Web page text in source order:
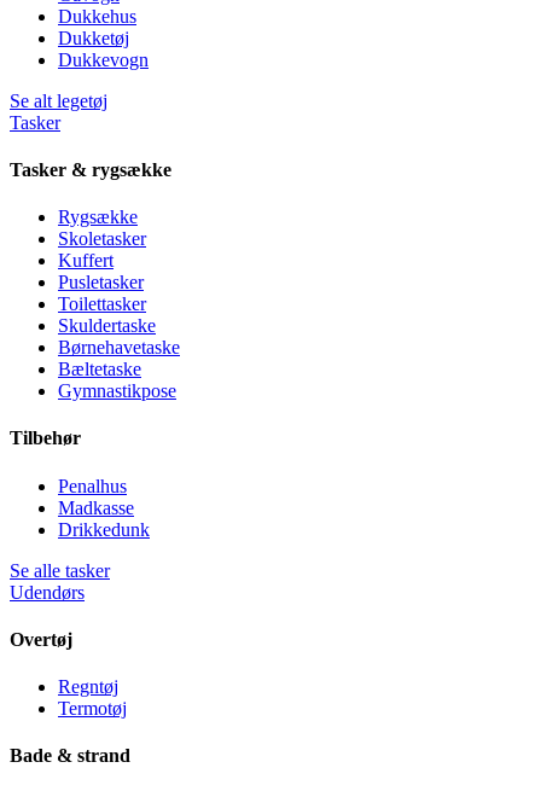
Dukkehus
Dukketøj
Dukkevogn
Se alt legetøj
Tasker
Tasker & rygsække
Rygsække
Skoletasker
Kuffert
Pusletasker
Toilettasker
Skuldertaske
Børnehavetaske
Bæltetaske
Gymnastikpose
Tilbehør
Penalhus
Madkasse
Drikkedunk
Se alle tasker
Udendørs
Overtøj
Regntøj
Termotøj
Bade & strand